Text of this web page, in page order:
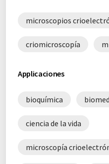
microscopios
criomicroscopía
Applicaciones
bioquímica
ciencia de la vida
microscopía